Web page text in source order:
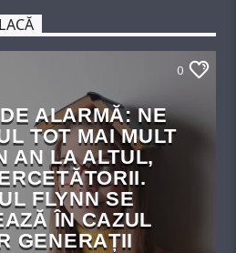
0
ALARMĂ: NE
TOT MAI MULT
AN LA ALTUL,
FLYNN SE
ÎN CAZUL
GENERAȚII